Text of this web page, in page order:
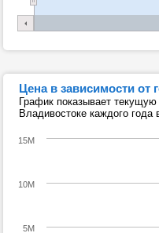
Цена в зависимости от
График показывает
Владивостоке каждого года
5M
10M
15M